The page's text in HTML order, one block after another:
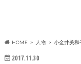
HOME 人物 小金井美和
2017.11.30